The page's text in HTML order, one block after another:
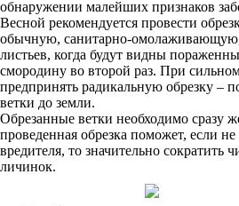
обнаружении малейших признаков
Весной рекомендуется провести
обычную, санитарно-омолаживающую,
листьев, когда будут видны
смородину во второй раз. При
предпринять радикальную обрезку –
ветки до земли.
Обрезанные ветки необходимо сразу
проведенная обрезка поможет, если
вредителя, то значительно сократить
личинок.